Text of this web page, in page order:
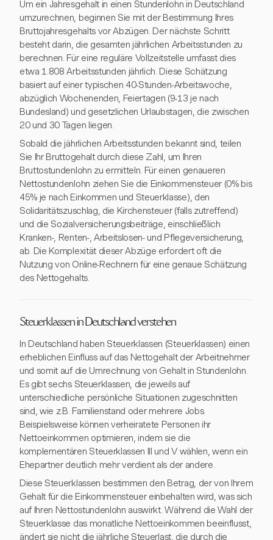
Um ein Jahresgehalt in einen Stundenlohn in Deutschland
umzurechnen, beginnen Sie mit der Bestimmung Ihres
Bruttojahresgehalts vor Abzügen. Der nächste Schritt
besteht darin, die gesamten jährlichen Arbeitsstunden zu
berechnen. Für eine reguläre Vollzeitstelle umfasst dies
etwa 1.808 Arbeitsstunden jährlich. Diese Schätzung
basiert auf einer typischen 40-Stunden-Arbeitswoche,
abzüglich Wochenenden, Feiertagen (9-13 je nach
Bundesland) und gesetzlichen Urlaubstagen, die zwischen
20 und 30 Tagen liegen.
Sobald die jährlichen Arbeitsstunden bekannt sind, teilen
Sie Ihr Bruttogehalt durch diese Zahl, um Ihren
Bruttostundenlohn zu ermitteln. Für einen genaueren
Nettostundenlohn ziehen Sie die Einkommensteuer (0% bis
45% je nach Einkommen und Steuerklasse), den
Solidaritätszuschlag, die Kirchensteuer (falls zutreffend)
und die Sozialversicherungsbeiträge, einschließlich
Kranken-, Renten-, Arbeitslosen- und Pflegeversicherung,
ab. Die Komplexität dieser Abzüge erfordert oft die
Nutzung von Online-Rechnern für eine genaue Schätzung
des Nettogehalts.
Steuerklassen in Deutschland verstehen
In Deutschland haben Steuerklassen (Steuerklassen) einen
erheblichen Einfluss auf das Nettogehalt der Arbeitnehmer
und somit auf die Umrechnung von Gehalt in Stundenlohn.
Es gibt sechs Steuerklassen, die jeweils auf
unterschiedliche persönliche Situationen zugeschnitten
sind, wie z.B. Familienstand oder mehrere Jobs.
Beispielsweise können verheiratete Personen ihr
Nettoeinkommen optimieren, indem sie die
komplementären Steuerklassen III und V wählen, wenn ein
Ehepartner deutlich mehr verdient als der andere.
Diese Steuerklassen bestimmen den Betrag, der von Ihrem
Gehalt für die Einkommensteuer einbehalten wird, was sich
auf Ihren Nettostundenlohn auswirkt. Während die Wahl der
Steuerklasse das monatliche Nettoeinkommen beeinflusst,
ändert sie nicht die jährliche Steuerlast, die durch die